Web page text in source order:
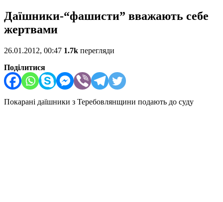
Даїшники-“фашисти” вважають себе
жертвами
26.01.2012, 00:47 1.7k перегляди
Поділитися
Покарані даїшники з Теребовлянщини подають до суду